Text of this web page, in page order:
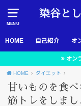
MENU
染谷と
HOME 自己紹介 オ
オン
HOME ダイエット
甘いものを食
筋トレをしまし